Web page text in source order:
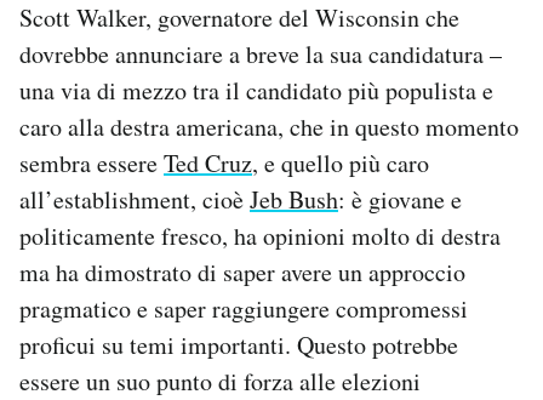
Scott Walker, governatore del Wisconsin che
dovrebbe annunciare a breve la sua candidatura –
una via di mezzo tra il candidato più populista e
caro alla destra americana, che in questo momento
sembra essereTed Cruz, e quello più caro
all’establishment, cioèJeb Bush: è giovane e
politicamente fresco, ha opinioni molto di destra
ma ha dimostrato di saper avere un approccio
pragmatico e saper raggiungere compromessi
proficui su temi importanti. Questo potrebbe
essere un suo punto di forza alle elezioni